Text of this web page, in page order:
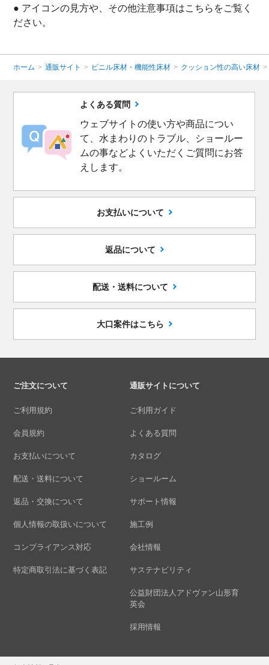
● アイコンの見方や、その他注意事項はこちら をご覧く
ださい。
ホーム > 通販サイト > ビニル床材・機能性床材 > クッション性の高い床材 >
よくある質問
ウェブサイトの使い方や商品につい
て、水まわりのトラブル、ショールー
ムの事などよくいただくご質問にお答
えします。
お支払いについて
返品について
配送・送料について
大口案件はこちら
ご注文について
ご利用規約
会員規約
お支払いについて
配送・送料について
返品・交換について
個人情報の取扱いについて
コンプライアンス対応
特定商取引法に基づく表記
通販サイトについて
ご利用ガイド
よくある質問
カタログ
ショールーム
サポート情報
施工例
会社情報
サステナビリティ
公益財団法人アドヴァン山形育
英会
採用情報